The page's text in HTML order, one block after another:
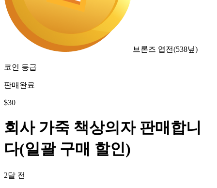
브론즈 엽전(538닢)
코인 등급
판매완료
$30
회사 가죽 책상의자 판매합니
다(일괄 구매 할인)
2달 전